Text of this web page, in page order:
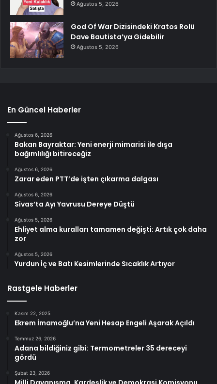
Ağustos 5, 2026
God Of War Dizisindeki Kratos Rolü
Dave Bautista’ya Gidebilir
Ağustos 5, 2026
En Güncel Haberler
Ağustos 6, 2026
Bakan Bayraktar: Yeni enerji mimarisi ile dışa
bağımlılığı bitireceğiz
Ağustos 6, 2026
Zarar eden PTT’de işten çıkarma dalgası
Ağustos 6, 2026
Sivas’ta Ayı Yavrusu Dereye Düştü
Ağustos 5, 2026
Ehliyet alma kuralları tamamen değişti: Artık çok daha
zor
Ağustos 5, 2026
Yurdun İç ve Batı Kesimlerinde Sıcaklık Artıyor
Rastgele Haberler
Kasım 22, 2025
Ekrem İmamoğlu’na Yeni Hesap Engeli Aşarak Açıldı
Temmuz 26, 2026
Adana bildiğiniz gibi: Termometreler 35 dereceyi
gördü
Şubat 23, 2026